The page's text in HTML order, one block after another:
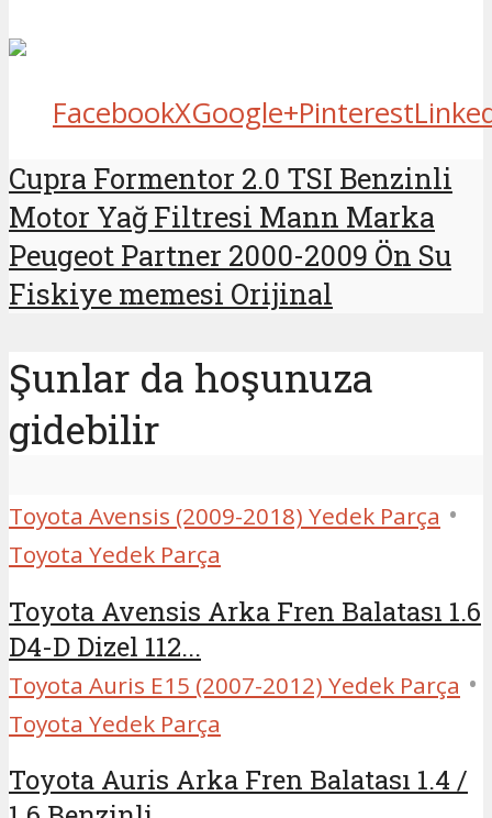
FacebookXGoogle+Pinterest
Cupra Formentor 2.0 TSI Benzinli
Motor Yağ Filtresi Mann Marka
Peugeot Partner 2000-2009 Ön Su
Fiskiye memesi Orijinal
Şunlar da hoşunuza
gidebilir
Toyota Avensis (2009-2018) Yedek Parça •
Toyota Yedek Parça
Toyota Avensis Arka Fren Balatası 1.6
D4-D Dizel 112...
Toyota Auris E15 (2007-2012) Yedek Parça •
Toyota Yedek Parça
Toyota Auris Arka Fren Balatası 1.4 /